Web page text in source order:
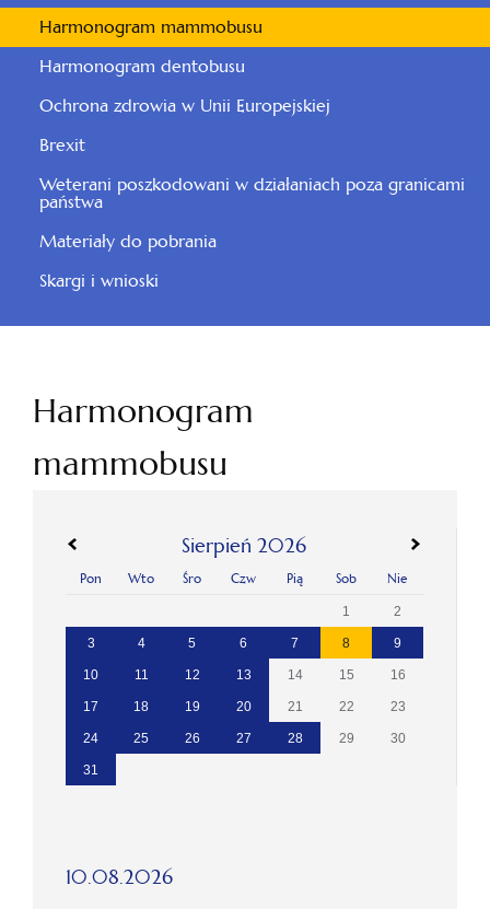
Harmonogram mammobusu
Harmonogram dentobusu
Ochrona zdrowia w Unii Europejskiej
Brexit
Weterani poszkodowani w działaniach poza granicami
państwa
Materiały do pobrania
Skargi i wnioski
Harmonogram
mammobusu
Sierpień 2026
Pon Wto Śro Czw Pią Sob Nie
1 2
3 4 5 6 7 8 9
10 11 12 13 14 15 16
17 18 19 20 21 22 23
24 25 26 27 28 29 30
31
10.08.2026